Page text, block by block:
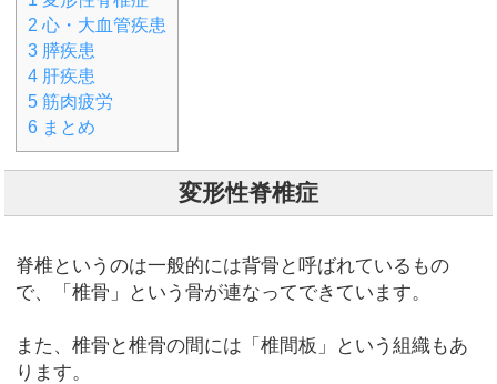
2 心・大血管疾患
3 膵疾患
4 肝疾患
5 筋肉疲労
6 まとめ
変形性脊椎症
脊椎というのは一般的には背骨と呼ばれているもの
で、「椎骨」という骨が連なってできています。
また、椎骨と椎骨の間には「椎間板」という組織もあ
ります。